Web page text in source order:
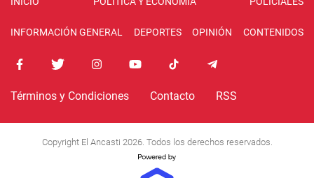
INFORMACIÓN GENERAL DEPORTES OPINIÓN CONTENIDOS
Términos y Condiciones Contacto RSS
Copyright El Ancasti 2026. Todos los derechos reservados.